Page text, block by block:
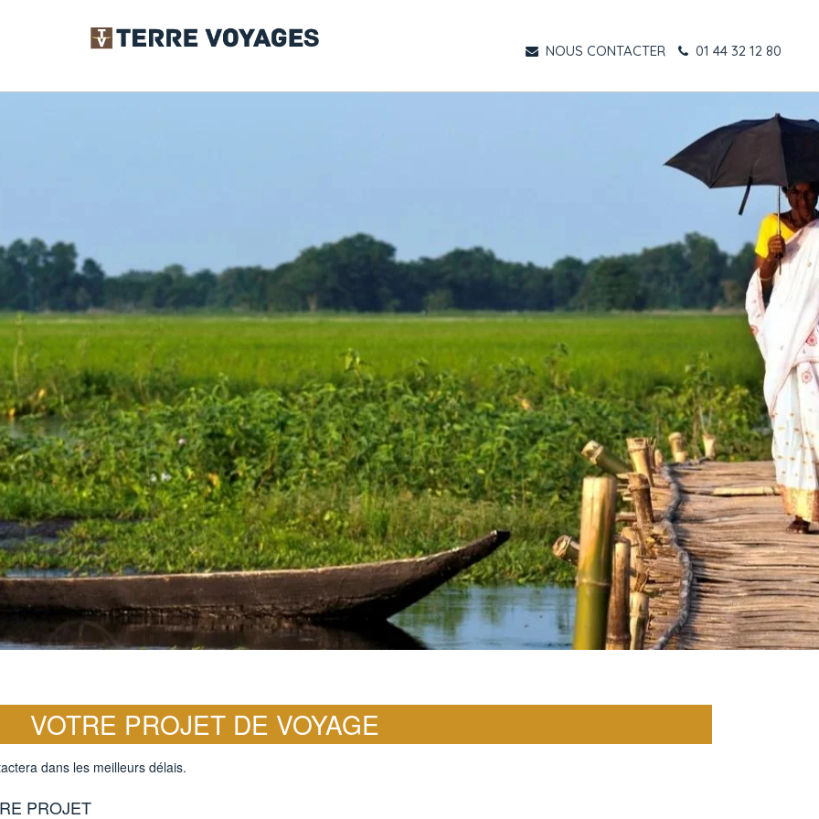
NOUS CONTACTER 01 44 32 12 80
VOTRE PROJET DE VOYAGE
dans les meilleurs délais.
PROJET